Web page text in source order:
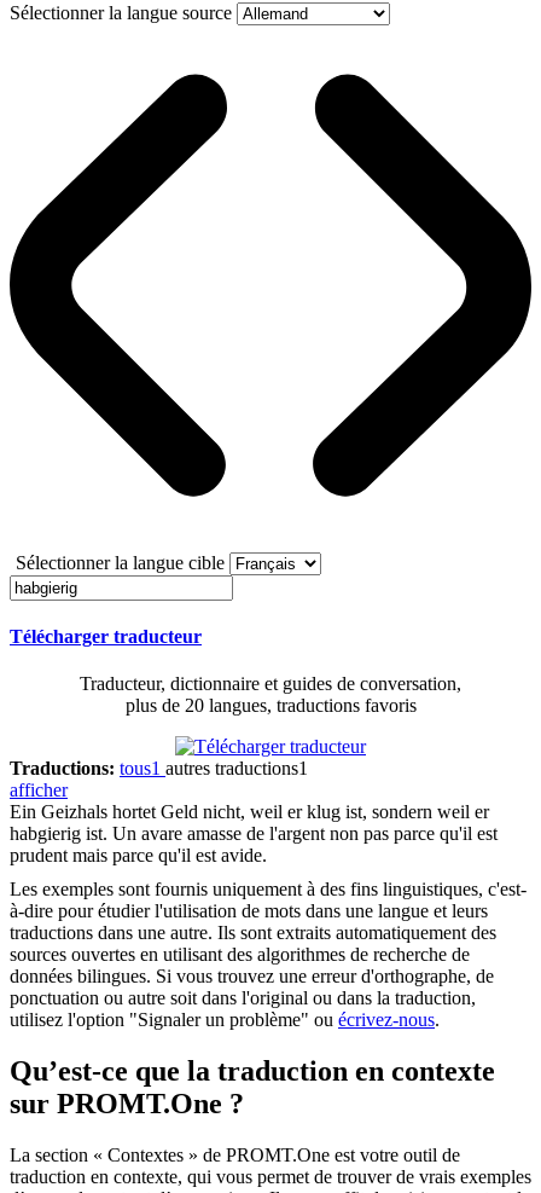
Sélectionner la langue source
Sélectionner la langue cible
Télécharger traducteur
Traducteur, dictionnaire et guides de conversation,
plus de 20 langues, traductions favoris
Traductions: tous1 autres traductions1
afficher
Ein Geizhals hortet Geld nicht, weil er klug ist, sondern weil er
habgierig ist. Un avare amasse de l'argent non pas parce qu'il est
prudent mais parce qu'il est avide.
Les exemples sont fournis uniquement à des fins linguistiques, c'est-
à-dire pour étudier l'utilisation de mots dans une langue et leurs
traductions dans une autre. Ils sont extraits automatiquement des
sources ouvertes en utilisant des algorithmes de recherche de
données bilingues. Si vous trouvez une erreur d'orthographe, de
ponctuation ou autre soit dans l'original ou dans la traduction,
utilisez l'option "Signaler un problème" ou écrivez-nous.
Qu’est-ce que la traduction en contexte
sur PROMT.One ?
La section « Contextes » de PROMT.One est votre outil de
traduction en contexte, qui vous permet de trouver de vrais exemples